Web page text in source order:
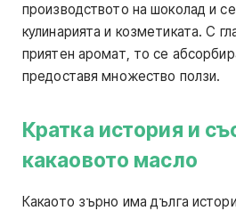
производството на шоколад и
кулинарията и козметиката. С
приятен аромат, то се
предоставя множество ползи.
Кратка история и
какаовото масло
Какаото зърно има дълга